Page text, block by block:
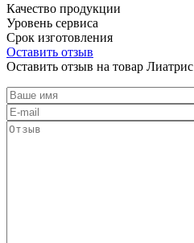
Качество продукции
Уровень сервиса
Срок изготовления
Оставить отзыв
Оставить отзыв на товар Лиатрис